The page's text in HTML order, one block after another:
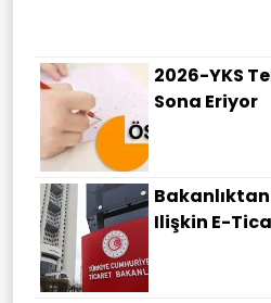
2026-YKS
Sona Eriyor
Ilişkin E-